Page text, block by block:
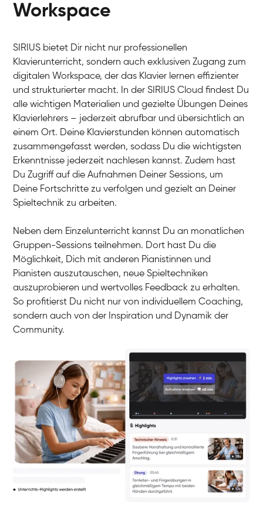
Klavier / Piano / Flügel
Klavier / Piano / Flügel
Hannes
Klavier / Piano / Flügel
Klavier / Piano / Flügel
Yuna
Klavier / Piano / Flügel
Camilla
Klavier / Piano / Flügel
Negin
Klavier / Piano / Flügel
Katarzyna
Klavier / Piano / Flügel
Workspace
SIRIUS bietet Dir nicht nur professionellen
Klavierunterricht, sondern auch exklusiven Zugang zum
digitalen Workspace, der das Klavier lernen effizienter
und strukturierter macht. In der SIRIUS Cloud findest Du
alle wichtigen Materialien und gezielte Übungen Deines
Klavierlehrers – jederzeit abrufbar und übersichtlich an
einem Ort. Deine Klavierstunden können automatisch
zusammengefasst werden, sodass Du die wichtigsten
Erkenntnisse jederzeit nachlesen kannst. Zudem hast
Du Zugriff auf die Aufnahmen Deiner Sessions, um
Deine Fortschritte zu verfolgen und gezielt an Deiner
Spieltechnik zu arbeiten.
Neben dem Einzelunterricht kannst Du an monatlichen
Gruppen-Sessions teilnehmen. Dort hast Du die
Möglichkeit, Dich mit anderen Pianistinnen und
Pianisten auszutauschen, neue Spieltechniken
auszuprobieren und wertvolles Feedback zu erhalten.
So profitierst Du nicht nur von individuellem Coaching,
sondern auch von der Inspiration und Dynamik der
Community.